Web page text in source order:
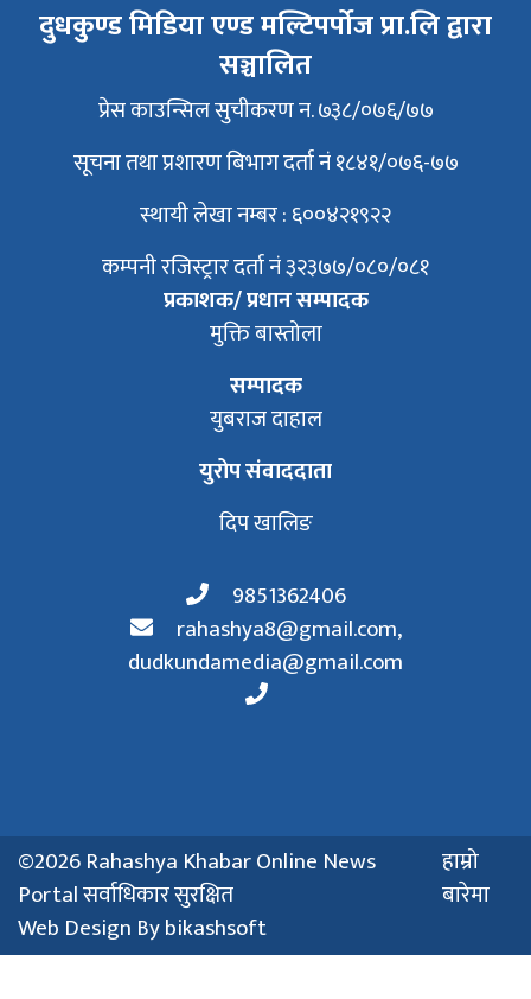
दुधकुण्ड मिडिया एण्ड मल्टिपर्पोज प्रा.लि द्वारा
सञ्चालित
प्रेस काउन्सिल सुचीकरण न. ७३८/०७६/७७
सूचना तथा प्रशारण बिभाग दर्ता नं १८४१/०७६-७७
स्थायी लेखा नम्बर : ६००४२१९२२
कम्पनी रजिस्ट्रार दर्ता नं ३२३७७/०८०/०८१
प्रकाशक/ प्रधान सम्पादक
मुक्ति बास्तोला
सम्पादक
युबराज दाहाल
युरोप संवाददाता
दिप खालिङ
9851362406
rahashya8@gmail.com,
dudkundamedia@gmail.com
©2026 Rahashya Khabar Online News
Portal सर्वाधिकार सुरक्षित
हाम्रो
बारेमा
Web Design Bybikashsoft